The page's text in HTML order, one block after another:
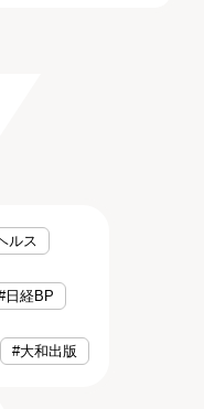
ルス
日経BP
#大和出版